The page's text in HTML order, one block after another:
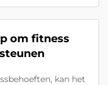
om fitness
kan het